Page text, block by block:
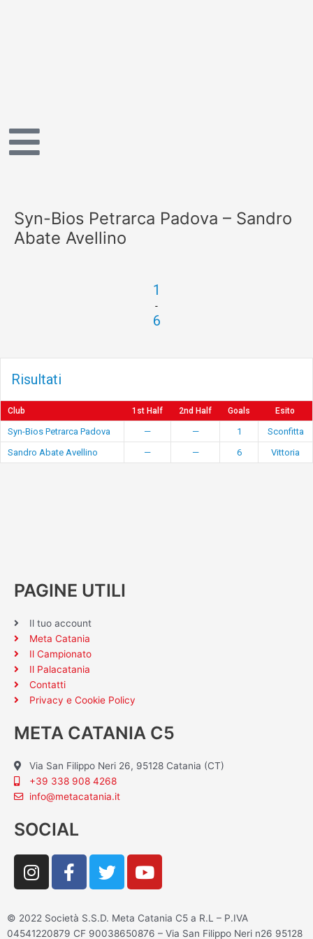
Syn-Bios Petrarca Padova – Sandro
Abate Avellino
1
-
6
Risultati
Club 1st Half 2nd Half Goals Esito
Syn-Bios Petrarca Padova — — 1
Sconfitta
Sandro Abate Avellino
— — 6 Vittoria
PAGINE UTILI
Il tuo account
Meta Catania
Il Campionato
Il Palacatania
Contatti
Privacy e Cookie Policy
META CATANIA C5
Via San Filippo Neri 26, 95128 Catania (CT)
+39 338 908 4268
info@metacatania.it
SOCIAL
I
n
t
a
F
a
e
b
T
w
t
t
Y
o
t
u
© 2022 Società S.S.D. Meta Catania C5 a R.L – P.IVA
04541220879 CF 90038650876 – Via San Filippo Neri n26 95128